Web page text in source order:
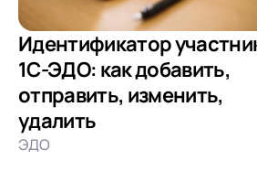
Идентификатор
1С-ЭДО: как добавить,
отправить, изменить,
удалить
ЭДО